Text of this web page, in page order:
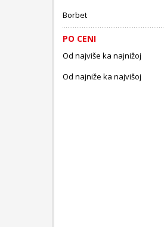
Borbet
PO CENI
Od najviše ka najnižoj
Od najniže ka najvišoj